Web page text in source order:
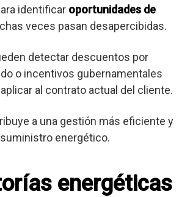
identificar oportunidades de
veces pasan desapercibidas.
detectar descuentos por
o incentivos gubernamentales
al contrato actual del cliente.
a una gestión más eficiente y
energético.
energéticas